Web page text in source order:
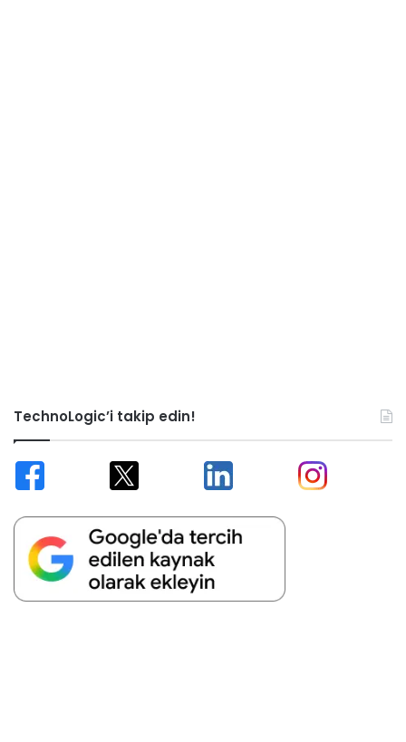
TechnoLogic’i takip edin!